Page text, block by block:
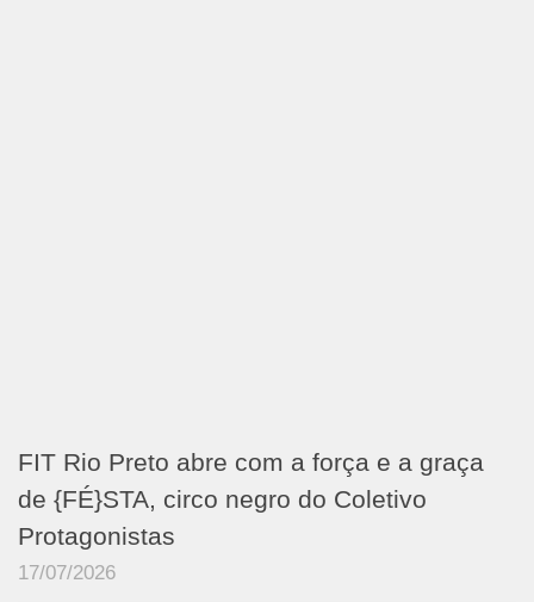
FIT Rio Preto abre com a força e a graça
de {FÉ}STA, circo negro do Coletivo
Protagonistas
17/07/2026